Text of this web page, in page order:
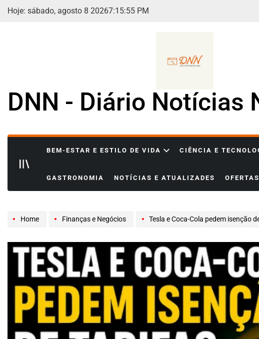
Skip
Hoje: sábado, agosto 8 20267:15:57 PM
DNN - Diário Notícias
BEM-ESTAR E ESTILO DE VIDA CIÊNCIA E
GASTRONOMIA NOTÍCIAS E ATUALIZADES OFERTAS
Home Finanças e Negócios Tesla e Coca-Cola pedem isenção